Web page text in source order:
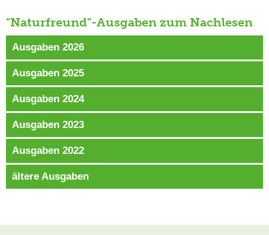
"Naturfreund"-Ausgaben zum Nachlesen
Ausgaben 2026
Ausgaben 2025
Ausgaben 2024
Ausgaben 2023
Ausgaben 2022
ältere Ausgaben